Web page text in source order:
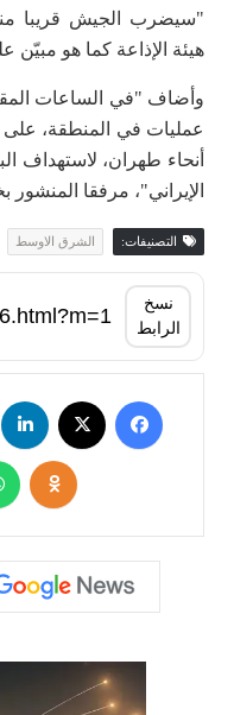
"سيضرب الجيش قريبا
هيئة الإذاعة كما هو مبيّن
وأضاف "في الساعات
عمليات في المنطقة، على
أنحاء طهران، لاستهداف
الإيراني"، مرفقا
التصنيفات: الشرق الاوسط
نسخ
الرابط